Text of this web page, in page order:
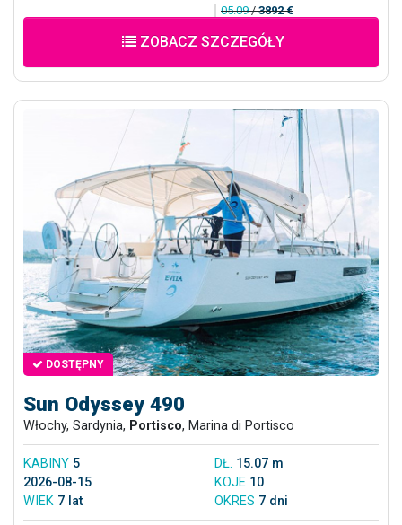
05.09/3892 €
ZOBACZ SZCZEGÓŁY
DOSTĘPNY
Sun Odyssey 490
Włochy, Sardynia, Portisco, Marina di Portisco
KABINY 5 DŁ. 15.07 m
2026-08-15
KOJE 10
WIEK 7 lat OKRES 7 dni